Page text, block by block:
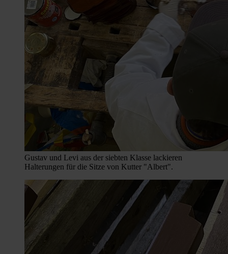
Gustav und Levi aus der siebten Klasse lackieren
Halterungen für die Sitze von Kutter "Albert".